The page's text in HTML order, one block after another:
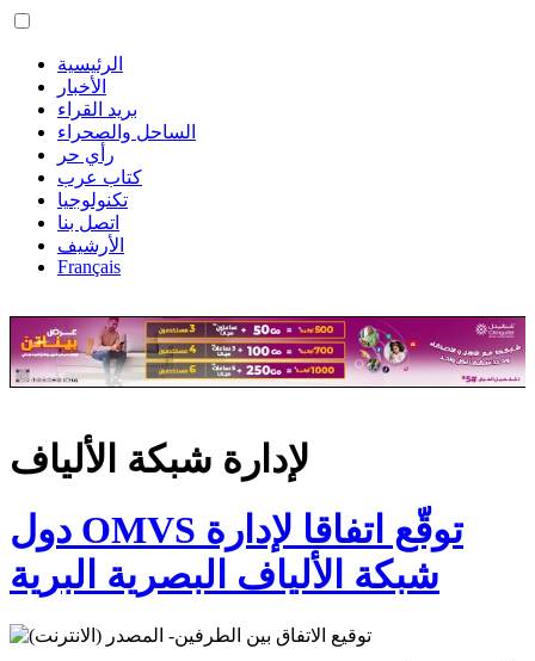
الرئيسية
الأخبار
بريد القراء
الساحل والصحراء
رأي حر
كتاب عرب
تكنولوجيا
اتصل بنا
الأرشيف
Français
لإدارة شبكة الألياف
دول OMVS توقّع اتفاقا لإدارة
شبكة الألياف البصرية البرية